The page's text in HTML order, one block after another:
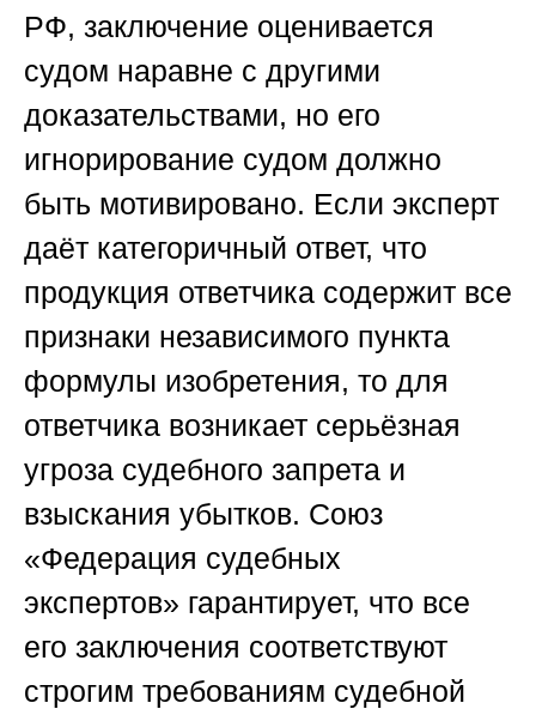
РФ, заключение оценивается
судом наравне с другими
доказательствами, но его
игнорирование судом должно
быть мотивировано. Если эксперт
даёт категоричный ответ, что
продукция ответчика содержит все
признаки независимого пункта
формулы изобретения, то для
ответчика возникает серьёзная
угроза судебного запрета и
взыскания убытков. Союз
«Федерация судебных
экспертов» гарантирует, что все
его заключения соответствуют
строгим требованиям судебной